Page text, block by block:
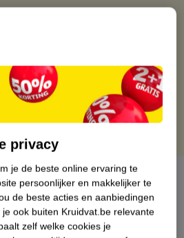
uur besteld, volgende dag in huis
30 dagen
kaart
privacy
je de beste online ervaring te
persoonlijker en makkelijker te
de beste acties en aanbiedingen
ook buiten Kruidvat.be relevante
zelf welke cookies je